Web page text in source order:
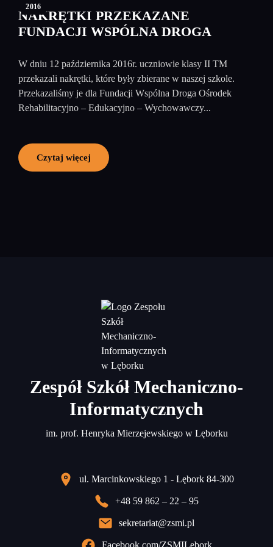
2016
NAKRĘTKI PRZEKAZANE
FUNDACJI WSPÓLNA DROGA
W dniu 12 października 2016r. uczniowie klasy II TM
przekazali nakrętki, które były zbierane w naszej szkole.
Przekazaliśmy je dla Fundacji Wspólna Droga Ośrodek
Rehabilitacyjno – Edukacyjno – Wychowawczy...
Czytaj więcej
Zespół Szkół Mechaniczno-
Informatycznych
im. prof. Henryka Mierzejewskiego w Lęborku
ul. Marcinkowskiego 1 - Lębork 84-300
+48 59 862 – 22 – 95
sekretariat@zsmi.pl
Facebook.com/ZSMILebork